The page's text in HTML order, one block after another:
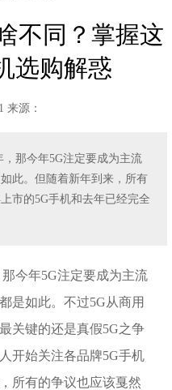
不同？掌握这
选购解惑
来源：
，那今年5G注定要成为主流
此。但随着新年到来，所有
市的5G手机和去年已经完全
今年5G注定要成为主流
是如此。不过5G从商用
关键的还是真假5G之争
开始关注各品牌5G手机
所有的争议也应该戛然